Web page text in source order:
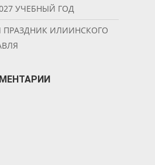
УЧЕБНЫЙ ГОД
ПРАЗДНИК ИЛИИНСКОГО